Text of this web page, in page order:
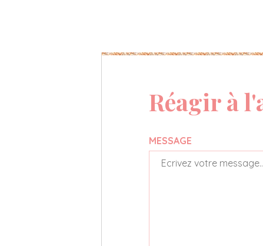
Réagir à
MESSAGE